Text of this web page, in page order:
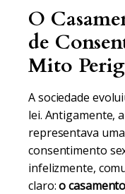
O
de
Mito
A sociedade
lei. Antigamente,
representava
consentimento
infelizmente,
claro:o